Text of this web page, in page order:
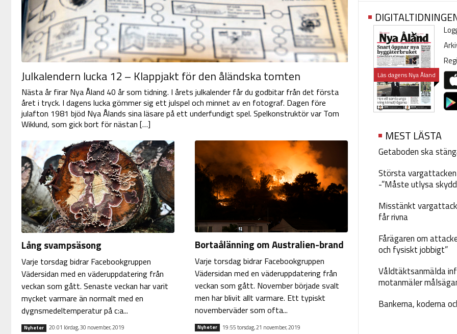
Julkalendern lucka 12 – Klappjakt för den åländska tomten
Nästa år firar Nya Åland 40 år som tidning. I årets julkalender får du godbitar från det första
året i tryck. I dagens lucka gömmer sig ett julspel och minnet av en fotograf. Dagen före
julafton 1981 bjöd Nya Ålands sina läsare på ett underfundigt spel. Spelkonstruktör var Tom
Wiklund, som gick bort för nästan […]
Lång svampsäsong
Varje torsdag bidrar Facebookgruppen
Vädersidan med en väderuppdatering från
veckan som gått. Senaste veckan har varit
mycket varmare än normalt med en
dygnsmedeltemperatur på c:a...
Nyheter 20:01 lördag, 30 november, 2019
Bortaålänning om Australien-brand
Varje torsdag bidrar Facebookgruppen
Vädersidan med en väderuppdatering från
veckan som gått. November började svalt
men har blivit allt varmare. Ett typiskt
novemberväder som ofta...
Nyheter 19:55 torsdag, 21 november, 2019
Läs dagens Nya Åland
MEST LÄSTA
Getaboden ska
Största
-”Måste utlysa
Misstänkt
får rivna
Fårägaren om
och fysiskt jobbigt”
Våldtäktsanmälda
motanmäler
Bankerna, koderna